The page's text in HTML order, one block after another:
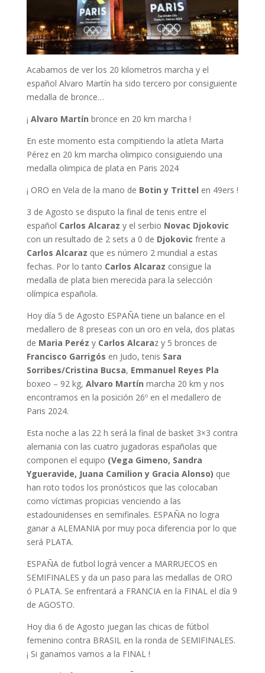
Acabamos de ver los 20 kilometros marcha y el
español Alvaro Martín ha sido tercero por consiguiente
medalla de bronce…
¡ Alvaro Martín bronce en 20 km marcha !
En este momento esta compitiendo la atleta Marta
Pérez en 20 km marcha olimpico consiguiendo una
medalla olimpica de plata en Paris 2024
¡ ORO en Vela de la mano de Botin y Trittel en 49ers !
3 de Agosto se disputo la final de tenis entre el
español Carlos Alcaraz y el serbio Novac Djokovic
con un resultado de 2 sets a 0 de Djokovic frente a
Carlos Alcaraz que es número 2 mundial a estas
fechas. Por lo tanto Carlos Alcaraz consigue la
medalla de plata bien merecida para la selección
olímpica española.
Hoy día 5 de Agosto ESPAÑA tiene un balance en el
medallero de 8 preseas con un oro en vela, dos platas
de Maria Peréz y Carlos Alcaraz y 5 bronces de
Francisco Garrigós en Judo, tenis Sara
Sorribes/Cristina Bucsa, Emmanuel Reyes Pla
boxeo – 92 kg, Alvaro Martín marcha 20 km y nos
encontramos en la posición 26º en el medallero de
Paris 2024.
Esta noche a las 22 h será la final de basket 3×3 contra
alemania con las cuatro jugadoras españolas que
componen el equipo (Vega Gimeno, Sandra
Ygueravide, Juana Camilion y Gracia Alonso) que
han roto todos los pronósticos que las colocaban
como víctimas propicias venciendo a las
estadounidenses en semifinales. ESPAÑA no logra
ganar a ALEMANIA por muy poca diferencia por lo que
será PLATA.
ESPAÑA de futbol lográ vencer a MARRUECOS en
SEMIFINALES y da un paso para las medallas de ORO
ó PLATA. Se enfrentará a FRANCIA en la FINAL el día 9
de AGOSTO.
Hoy dia 6 de Agosto juegan las chicas de fútbol
femenino contra BRASIL en la ronda de SEMIFINALES.
¡ Si ganamos vamos a la FINAL !